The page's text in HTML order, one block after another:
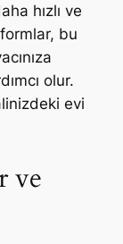
hızlı ve
bu
olur.
evi
ve